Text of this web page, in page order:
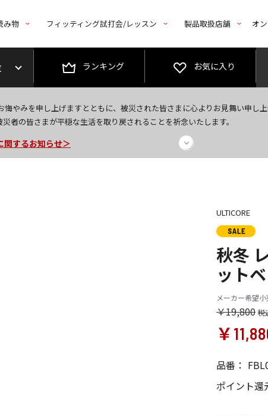
み物 フィッティング試打会/レッスン 製品取扱店舗 オ
ランキング お気に入り
やみを申し上げますとともに、被災された皆さまに心よりお見舞い申し上
者の皆さまが平穏な生活を取り戻されることを祈念いたします。
員登録で1,000円OFFクーポンプレゼント！
関するお知らせ＞
ご注文・発送・お問い合わせ＞
ULTICORE
秋冬
ット
メーカー希望
￥19,800
￥
品番：
ポイント還